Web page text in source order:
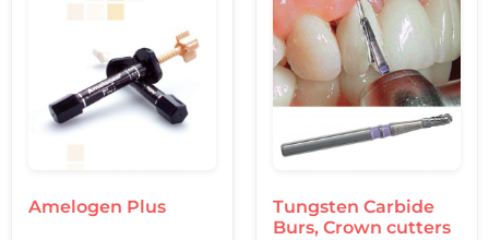
Amelogen Plus
Tungsten Carbide
Burs, Crown cutters